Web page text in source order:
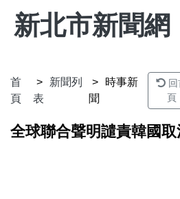
新北市新聞網
首
頁
新聞列
表
時事新
聞
頁
全球聯合聲明譴責韓國